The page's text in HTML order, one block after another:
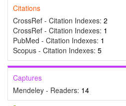
Citations
CrossRef - Citation Indexes: 2
CrossRef - Citation Indexes: 1
PubMed - Citation Indexes: 1
Scopus - Citation Indexes: 5
Captures
Mendeley - Readers: 14